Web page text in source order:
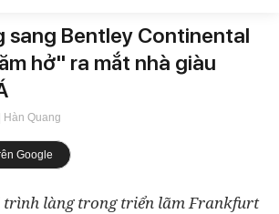
sang Bentley Continental
hở" ra mắt nhà giàu
| Hàn Quang
Google
trình làng trong triển lãm Frankfurt